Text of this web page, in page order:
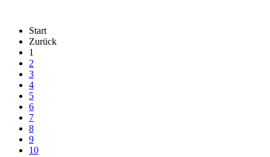
Start
Zurück
1
2
3
4
5
6
7
8
9
10